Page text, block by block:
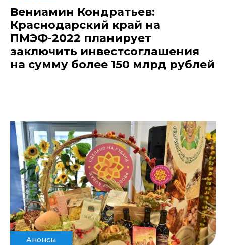
Вениамин Кондратьев:
Краснодарский край на
ПМЭФ-2022 планирует
заключить инвестсоглашения
на сумму более 150 млрд рублей
Анонсы